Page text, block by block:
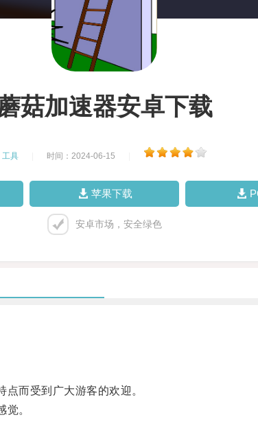
菇加速器安卓下载
工具 时间：2024-06-15
苹果下载
安卓市场，安全绿色
而受到广大游客的欢迎。
。